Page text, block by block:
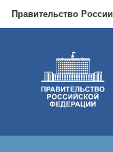
Правительство России